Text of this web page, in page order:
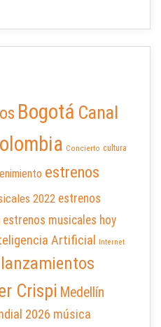
Bogotá Canal
Concierto cultura
estrenos
2022 estrenos
estrenos musicales hoy
Artificial Internet
lanzamientos
Crispi Medellín
2026 música